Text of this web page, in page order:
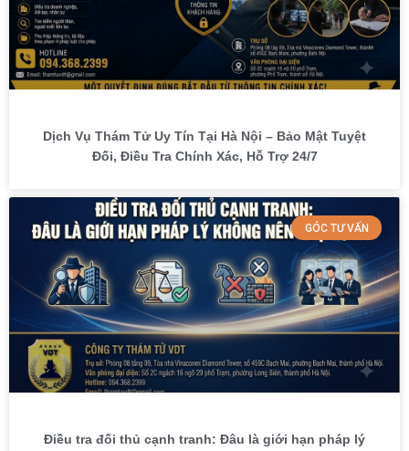
Dịch Vụ Thám Tử Uy Tín Tại Hà Nội – Bảo Mật Tuyệt
Đối, Điều Tra Chính Xác, Hỗ Trợ 24/7
GÓC TƯ VẤN
Điều tra đối thủ cạnh tranh: Đâu là giới hạn pháp lý